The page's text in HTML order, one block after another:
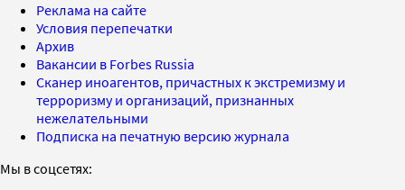
Реклама на сайте
Условия перепечатки
Архив
Вакансии в Forbes Russia
Сканер иноагентов, причастных к экстремизму и
терроризму и организаций, признанных
нежелательными
Подписка на печатную версию журнала
Мы в соцсетях: